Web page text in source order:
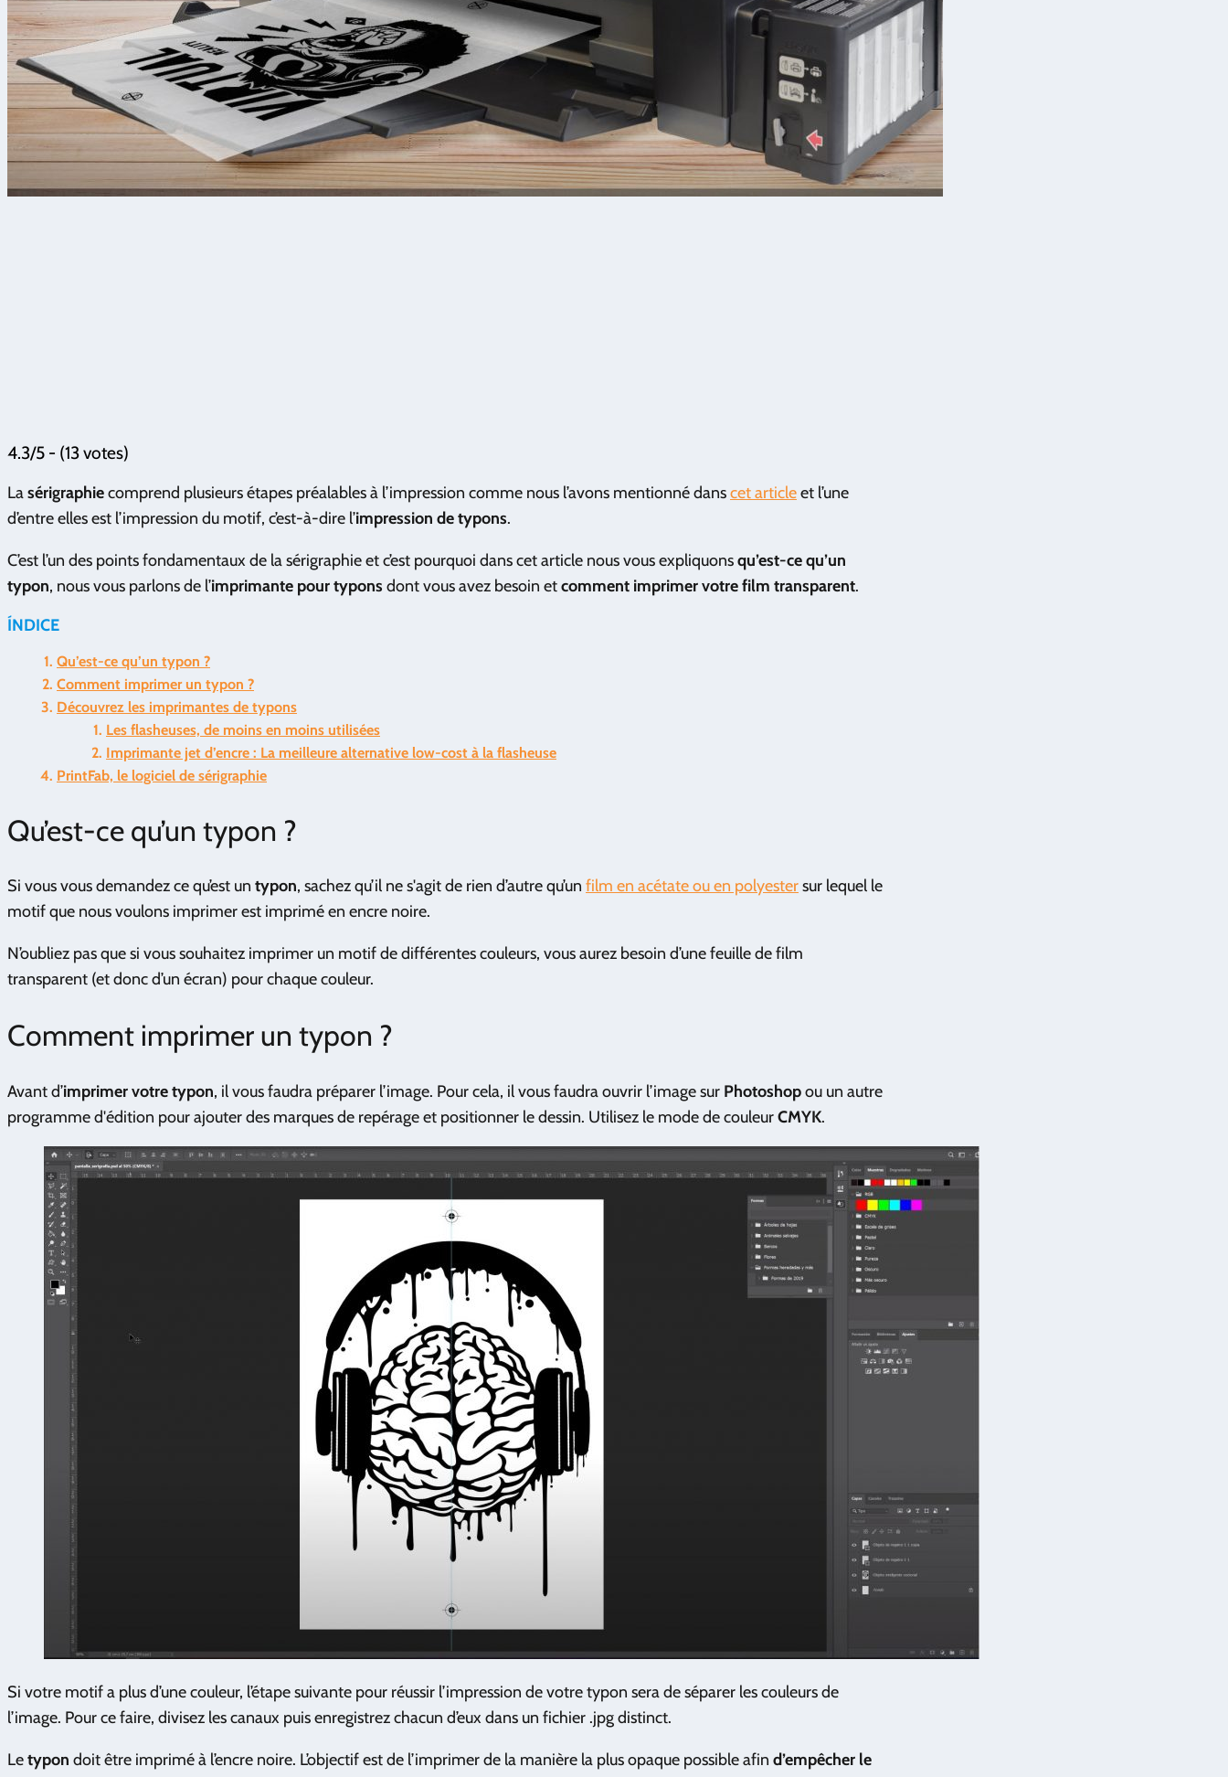
4.3/5 - (13 votes)
Lasérigraphiecomprend plusieurs étapes préalables à l’impression comme nous l’avons mentionné danscet articleet l’une
d’entre elles est l’impression du motif, c’est-à-dire l’impression de typons.
C’est l’un des points fondamentaux de la sérigraphie et c’est pourquoi dans cet article nous vous expliquonsqu’est-ce qu’un
typon, nous vous parlons de l’imprimante pour typons dont vous avez besoin etcomment imprimer votre film transparent.
ÍNDICE
Qu’est-ce qu’un typon ?
Comment imprimer un typon ?
Découvrez les imprimantes de typons
Les flasheuses, de moins en moins utilisées
Imprimante jet d’encre : La meilleure alternative low-cost à la flasheuse
PrintFab, le logiciel de sérigraphie
Qu’est-ce qu’un typon ?
Si vous vous demandez ce qu’est un typon, sachez qu’il ne s'agit de rien d’autre qu’un film en acétate ou en polyestersur lequel le
motif que nous voulons imprimer est imprimé en encre noire.
N’oubliez pas que si vous souhaitez imprimer un motif de différentes couleurs, vous aurez besoin d’une feuille de film
transparent (et donc d’un écran) pour chaque couleur.
Comment imprimer un typon ?
Avant d’imprimer votre typon, il vous faudra préparer l’image. Pour cela, il vous faudra ouvrir l’image sur Photoshopou un autre
programme d'édition pour ajouter des marques de repérage et positionner le dessin. Utilisez le mode de couleurCMYK.
Si votre motif a plus d’une couleur, l’étape suivante pour réussir l’impression de votre typon sera de séparer les couleurs de
l’image. Pour ce faire, divisez les canaux puis enregistrez chacun d’eux dans un fichier .jpg distinct.
Letypon doit être imprimé à l’encre noire. L’objectif est de l’imprimer de la manière la plus opaque possible afin d’empêcher le